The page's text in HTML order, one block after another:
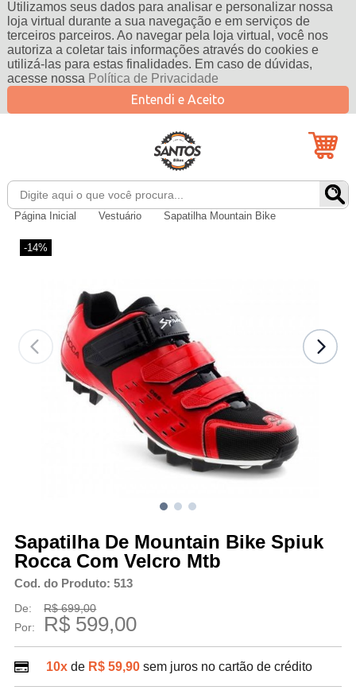
Utilizamos seus dados para analisar e personalizar nossa
loja virtual durante a sua navegação e em serviços de
terceiros parceiros. Ao navegar pela loja virtual, você nos
autoriza a coletar tais informações através do cookies e
utilizá-las para estas finalidades. Em caso de dúvidas,
acesse nossa Política de Privacidade
Entendi e Aceito
Página Inicial Vestuário Sapatilha Mountain Bike
-14%
Sapatilha De Mountain Bike Spiuk
Rocca Com Velcro Mtb
Cod. do Produto: 513
De:
R$ 699,00
Por:
R$ 599,00
10xde R$ 59,90 sem juros no cartão de crédito